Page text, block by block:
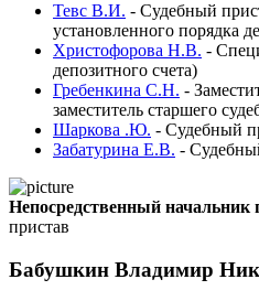
Тевс В.И. - Судебный
установленного порядка
Христофорова Н.В. -
депозитного счета)
Гребенкина С.Н. -
заместитель старшего
Шаркова .Ю. - Судебный
Забатурина Е.В. -
Непосредственный начальник
пристав
Бабушкин Владимир